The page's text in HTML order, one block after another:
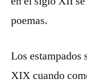
poemas.
Los estampados
XIX cuando